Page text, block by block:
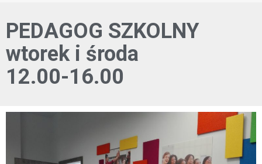
PEDAGOG SZKOLNY
wtorek i środa
12.00-16.00